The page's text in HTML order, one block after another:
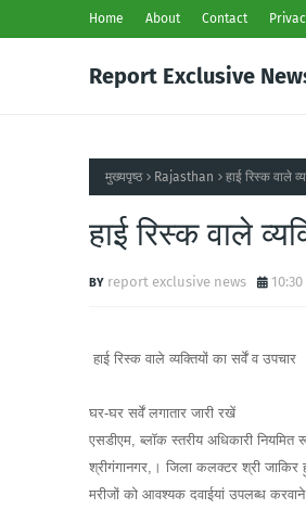
Home About Contact
Report Exclusive
मुख्यपृष्ठ Rajasthan हाई रिस्क वाले
हाई रिस्क वाले
report exclusive news
हाई रिस्क वाले व्यक्तियों का सर्वें व उपचार
घर-घर सर्वें लगातार जारी रखें
एसडीएम, ब्लाॅक स्तरीय अधिकारी
श्रीगंगानगर,। जिला कलक्टर श्री जाकिर
मरीजों को आवश्यक दवाईयां उपलब्ध